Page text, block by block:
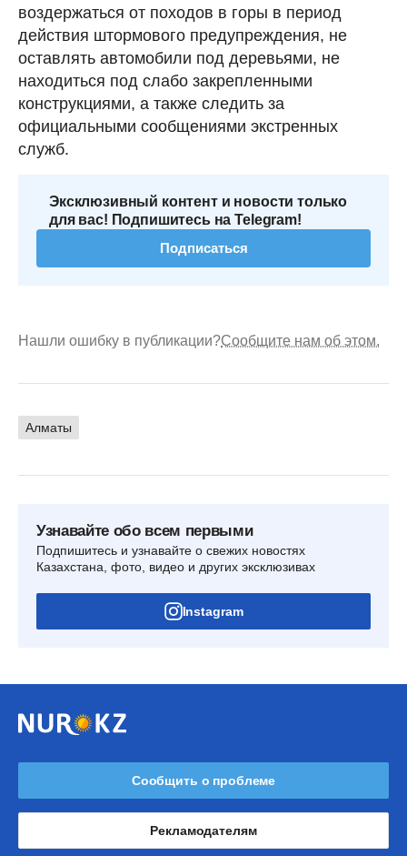
воздержаться от походов в горы в период
действия штормового предупреждения, не
оставлять автомобили под деревьями, не
находиться под слабо закрепленными
конструкциями, а также следить за
официальными сообщениями экстренных
служб.
Эксклюзивный контент и новости только
для вас! Подпишитесь на Telegram!
Подписаться
Нашли ошибку в публикации?Сообщите нам об этом.
Алматы
Узнавайте обо всем первыми
Подпишитесь и узнавайте о свежих новостях
Казахстана, фото, видео и других эксклюзивах
Instagram
Сообщить о проблеме
Рекламодателям